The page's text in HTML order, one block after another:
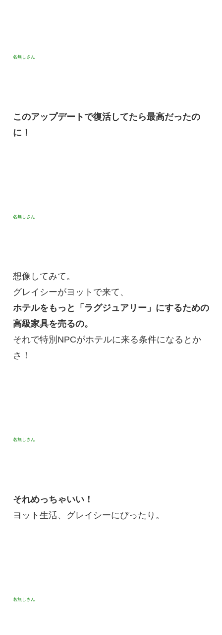
名無しさん
このアップデートで復活してたら最高だったの
に！
名無しさん
想像してみて。
グレイシーがヨットで来て、
ホテルをもっと「ラグジュアリー」にするための
高級家具を売るの。
それで特別NPCがホテルに来る条件になるとか
さ！
名無しさん
それめっちゃいい！
ヨット生活、グレイシーにぴったり。
名無しさん